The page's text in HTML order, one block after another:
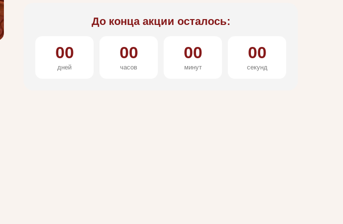
До конца акции осталось:
00
дней
00
часов
00
минут
00
секунд